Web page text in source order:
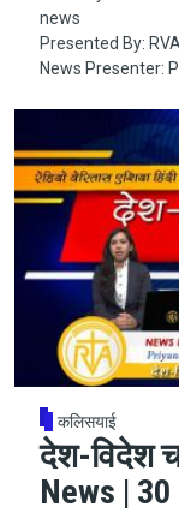
news
Presented By:
News Presenter:
कलिसयाई
देश-विदेश
News |